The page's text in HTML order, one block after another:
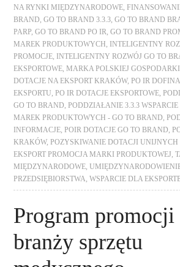
NA RYNKI MIĘDZYNARODOWE
BRAND ,GO TO BRAND 3.3.3 ,GO TO BRAND
PARP ,GO TO BRAND PO IR ,GO TO BRAND
MAREK PRODUKTOWYCH
INTELIGENTNY
PROMOCJE
INTELIGENTNY ROZWÓJ GO TO
EKSPORTOWE
MARKA POLSKIEJ GOSPODARKI
DOTACJE NA EKSPORT KRAKÓW, PO IR
EKSPORTU
PO IR DOTACJE EKSPORTOWE
GO TO BRAND
PODDZIAŁANIE 3.3.3 WSPARCIE
MAREK PRODUKTOWYCH - GO TO BRAND
INFORMACJE
POIR DOTACJE GO TO BRAND
KRAKÓW, POZYSKIWANIE DOTACJI
EKSPORT PROMOCJA MARKI PRODUKTOWEJ ,
MIĘDZYNARODOWE
PRZEDSIĘBIORSTWA
WSPARCIE DLA
Program promocji
branży sprzętu